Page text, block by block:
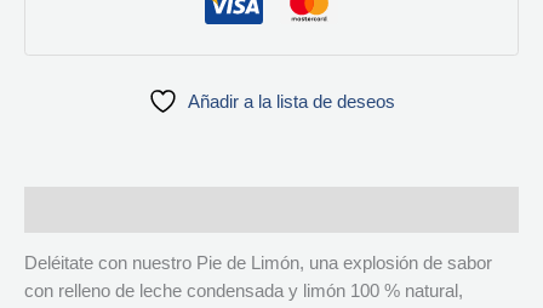
Añadir a la lista de deseos
Deléitate con nuestro Pie de Limón, una explosión de sabor
con relleno de leche condensada y limón 100 % natural,